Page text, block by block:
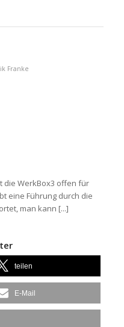
Franke
die WerkBox3 offen für
eine Führung durch die
man kann [...]
teilen
E-Mail